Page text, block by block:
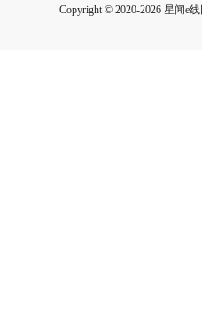
Copyright © 2020-2026 星闻e